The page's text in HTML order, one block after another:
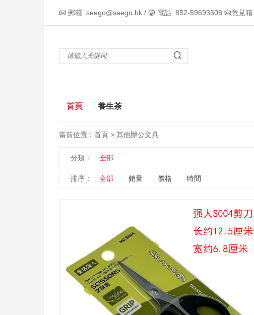
 郵箱: seego@seego.hk /  電話: 852-59693508 意見箱

首頁 養生茶
當前位置： 首頁 > 其他辦公文具
分類： 全部
排序： 全部 銷量 價格 時間